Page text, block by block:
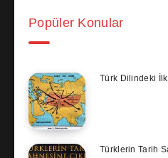
Popüler Konular
Türk Dilindeki İlk
Türklerin Tarih